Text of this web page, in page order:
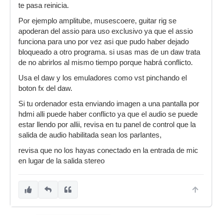
te pasa reinicia.
Por ejemplo amplitube, musescoere, guitar rig se
apoderan del assio para uso exclusivo ya que el assio
funciona para uno por vez asi que pudo haber dejado
bloqueado a otro programa. si usas mas de un daw trata
de no abrirlos al mismo tiempo porque habrá conflicto.
Usa el daw y los emuladores como vst pinchando el
boton fx del daw.
Si tu ordenador esta enviando imagen a una pantalla por
hdmi alli puede haber conflicto ya que el audio se puede
estar llendo por allii, revisa en tu panel de control que la
salida de audio habilitada sean los parlantes,
revisa que no los hayas conectado en la entrada de mic
en lugar de la salida stereo